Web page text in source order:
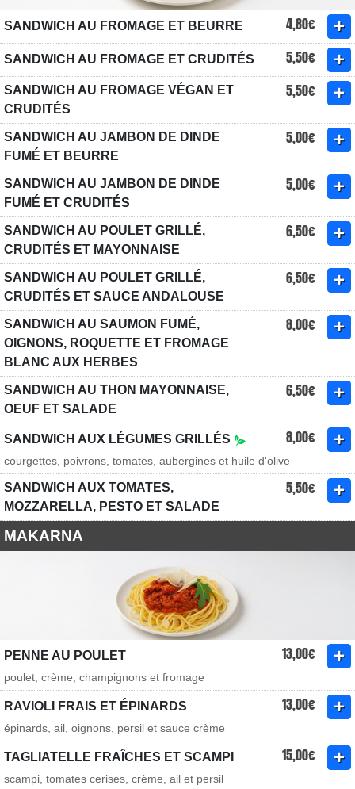
SANDWICH AU FROMAGE ET BEURRE 4,80€
SANDWICH AU FROMAGE ET CRUDITÉS 5,50€
SANDWICH AU FROMAGE VÉGAN ET
CRUDITÉS
5,50€
SANDWICH AU JAMBON DE DINDE
FUMÉ ET BEURRE
5,00€
SANDWICH AU JAMBON DE DINDE
FUMÉ ET CRUDITÉS
5,00€
SANDWICH AU POULET GRILLÉ,
CRUDITÉS ET MAYONNAISE
6,50€
SANDWICH AU POULET GRILLÉ,
CRUDITÉS ET SAUCE ANDALOUSE
6,50€
SANDWICH AU SAUMON FUMÉ,
OIGNONS, ROQUETTE ET FROMAGE
BLANC AUX HERBES
8,00€
SANDWICH AU THON MAYONNAISE,
OEUF ET SALADE
6,50€
SANDWICH AUX LÉGUMES GRILLÉS 8,00€
courgettes, poivrons, tomates, aubergines et huile d'olive
SANDWICH AUX TOMATES,
MOZZARELLA, PESTO ET SALADE
5,50€
MAKARNA
PENNE AU POULET 13,00€
poulet, crème, champignons et fromage
RAVIOLI FRAIS ET ÉPINARDS 13,00€
épinards, ail, oignons, persil et sauce crème
TAGLIATELLE FRAÎCHES ET SCAMPI 15,00€
scampi, tomates cerises, crème, ail et persil